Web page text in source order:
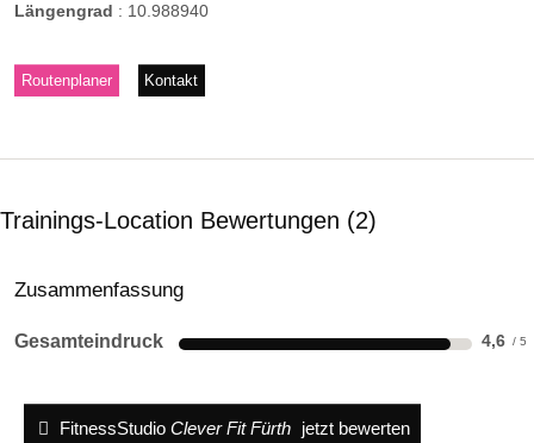
Längengrad : 10.988940
Routenplaner Kontakt
Trainings-Location Bewertungen 2
Zusammenfassung
Gesamteindruck 4,6
FitnessStudio Clever Fit Fürth jetzt bewerten